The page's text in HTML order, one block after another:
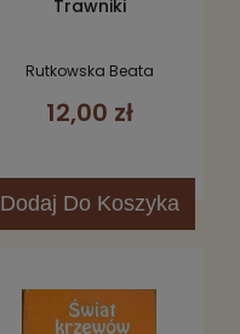
Trawniki
Rutkowska Beata
12,00 zł
Dodaj Do Koszyka